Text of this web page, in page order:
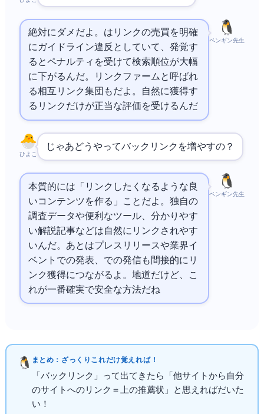
ペンギン先生
絶対にダメだよ。 はリンクの売買を明確
にガイドライン違反としていて、発覚す
るとペナルティを受けて検索順位が大幅
に下がるんだ。リンクファームと呼ばれ
る相互リンク集団もNGだよ。自然に獲得す
るリンクだけが正当な評価を受けるんだ
ひよこ
じゃあどうやってバックリンクを増やすの？
ペンギン先生
本質的には「リンクしたくなるような良
いコンテンツを作る」ことだよ。独自の
調査データや便利なツール、分かりやす
い解説記事などは自然にリンクされやす
いんだ。あとはプレスリリースや業界イ
ベントでの発表、SNSでの発信も間接的にリ
ンク獲得につながるよ。地道だけど、こ
れが一番確実で安全な方法だね
まとめ：ざっくりこれだけ覚えればOK！
「バックリンク」って出てきたら「他サイトから自分
のサイトへのリンク＝Web上の推薦状」と思えればだいた
いOK！